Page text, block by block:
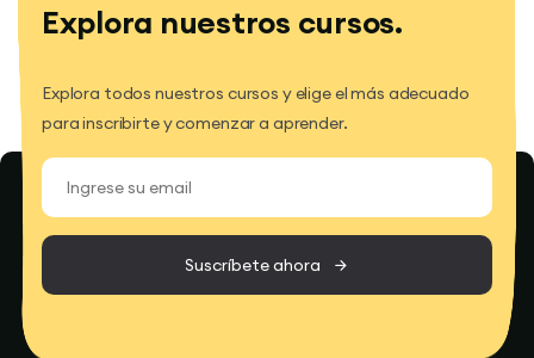
Explora nuestros cursos.
Explora todos nuestros cursos y elige el más adecuado
para inscribirte y comenzar a aprender.
Suscríbete ahora